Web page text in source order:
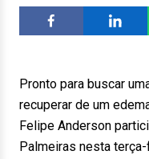
Pronto para buscar
recuperar de um
Felipe Anderson
Palmeiras nesta